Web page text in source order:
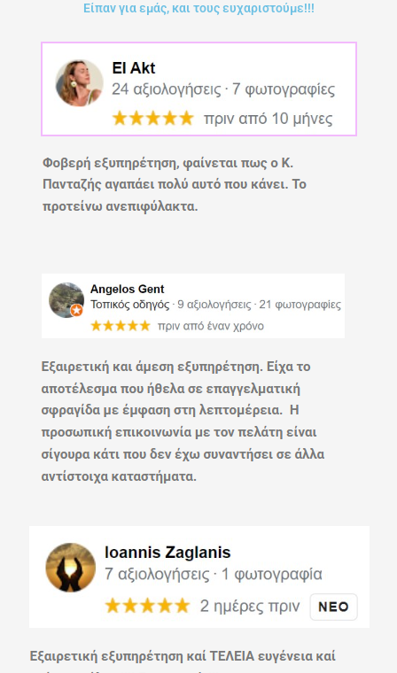
Είπαν για εμάς, και τους ευχαριστούμε!!!